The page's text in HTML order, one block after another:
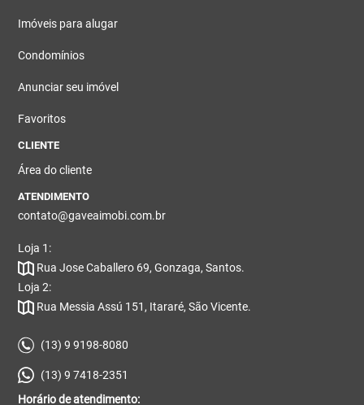
Imóveis para alugar
Condomínios
Anunciar seu imóvel
Favoritos
CLIENTE
Área do cliente
ATENDIMENTO
contato@gaveaimobi.com.br
Loja 1:
Rua Jose Caballero 69, Gonzaga, Santos.
Loja 2:
Rua Messia Assú 151, Itararé, São Vicente.
(13) 9 9198-8080
(13) 9 7418-2351
Horário de atendimento: